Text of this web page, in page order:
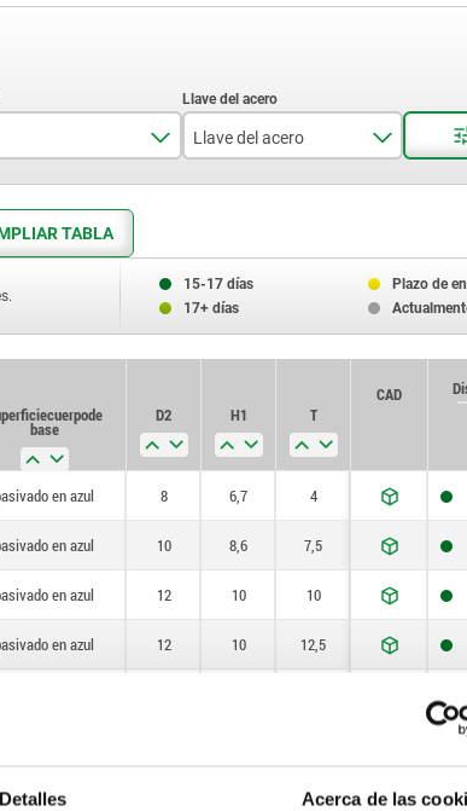
Detalles Acerca de las
14
18
25
40
Llave del acero
1.4305
TABLA
15-17 días
Plazo de
17+ días
cuerpo de
base
D2 H1 T
CAD
en azul 8 6,7 4
en azul 10 8,6 7,5
en azul 12 10 10
en azul 12 10 12,5
pasivado en azul 20